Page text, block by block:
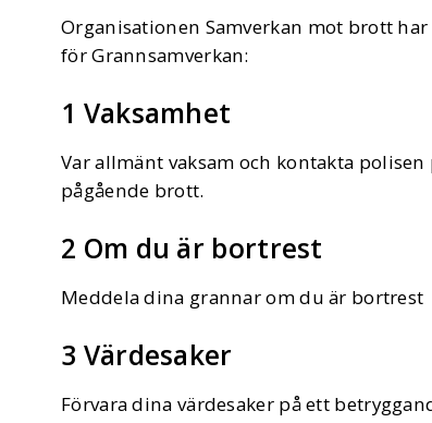
Organisationen Samverkan mot brott
för Grannsamverkan:
1 Vaksamhet
Var allmänt vaksam och kontakta
pågående brott.
2 Om du är bortrest
Meddela dina grannar om du är bortrest
3 Värdesaker
Förvara dina värdesaker på ett